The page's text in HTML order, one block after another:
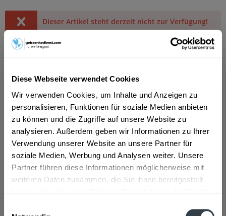
Diese Webseite verwendet Cookies
Wir verwenden Cookies, um Inhalte und Anzeigen zu
personalisieren, Funktionen für soziale Medien anbieten
zu können und die Zugriffe auf unsere Website zu
analysieren. Außerdem geben wir Informationen zu Ihrer
Verwendung unserer Website an unsere Partner für
soziale Medien, Werbung und Analysen weiter. Unsere
Partner führen diese Informationen möglicherweise mit
weiteren Daten zusammen, die Sie ihnen bereitgestellt
Dieser Artikel steht derzeit nicht zur Verfügung!
18,99 € *
Derzeit nicht verfügbar.
MEHRWEG
+3,10 € Pfand
Artikel-Nr.: 10412
Beschreibung
So beschreibt der Hersteller sein Produkt: "Prinz Luitpold
von Bayern hat die dunkle Biersorte... mehr